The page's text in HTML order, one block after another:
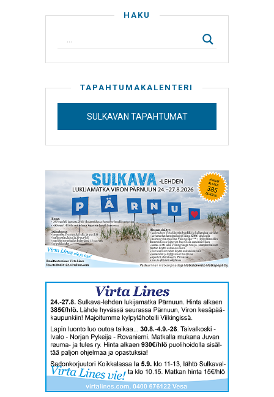
HAKU
TAPAHTUMAKALENTERI
SULKAVAN TAPAHTUMAT